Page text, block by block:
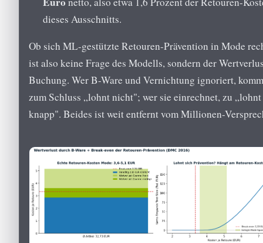
dieses Ausschnitts.
Ob sich ML-gestützte Retouren-Prävention in Mode
ist also keine Frage des Modells, sondern der
Buchung. Wer B-Ware und Vernichtung ignoriert,
zum Schluss „lohnt nicht"; wer sie einrechnet, zu „lohnt
knapp". Beides ist weit entfernt vom Millionen-